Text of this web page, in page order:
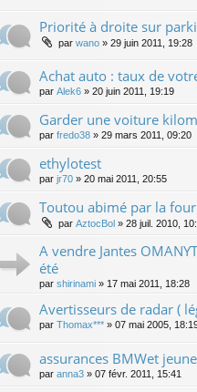
Priorité à droite sur
par wano » 29 juin 2011, 19:28
Achat auto : taux de
par Alek6 » 20 juin 2011, 19:19
Garder une voiture
par fredo38 » 29 mars 2011, 09:20
ethylotest
par jr70 » 20 mai 2011, 20:55
Toutou abimé par la
par AztocBol » 28 juil. 2010,
A vendre Jantes
été
par shirinami » 17 mai 2011, 18:28
Avertisseurs de radar (
par Thomax*** » 07 mai 2005,
assurances BMWet
par anna3 » 07 févr. 2011, 15:41